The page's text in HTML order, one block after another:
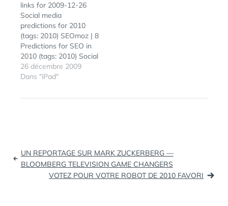
our best game to
date. http://angrybirds.c
om/starwarsIt doesn't
stop there though, we'll
have a whole host of
toys, animations and…
links for 2009-12-26
Social media
predictions for 2010
(tags: 2010) SEOmoz | 8
Predictions for SEO in
2010 (tags: 2010) Social
Media Predictions For
2010 (tags: 2010) JWT's
2010 (tags: 2010) My
12/22/2009 (tags:…
26 décembre 2009
Dans "iPad"
ÉTIQUETTES :
DESIGN,
Navigation
de
l’article
UN REPORTAGE SUR MARK ZUCKERBERG —
BLOOMBERG TELEVISION GAME CHANGERS
VOTEZ POUR VOTRE ROBOT DE 2010 FAVORI